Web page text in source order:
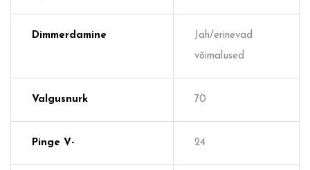
Dimmerdamine
Jah/erinevad
võimalused
Valgusnurk 70
Pinge V- 24